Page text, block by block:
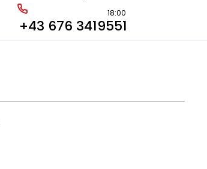
18:00
+43 676 3419551